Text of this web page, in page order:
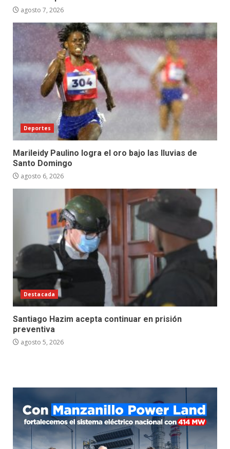
agosto 7, 2026
Deportes
Marileidy Paulino logra el oro bajo las lluvias de
Santo Domingo
agosto 6, 2026
Destacada
Santiago Hazim acepta continuar en prisión
preventiva
agosto 5, 2026